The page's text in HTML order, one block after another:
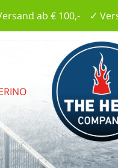
ab € 100,- ✓